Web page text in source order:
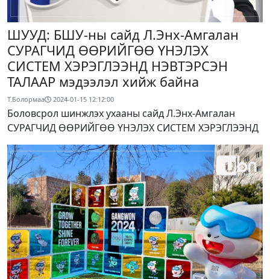
ШУУД: БШУ-ны сайд Л.Энх-Амгалан
СУРАГЧИД ӨӨРИЙГӨӨ ҮНЭЛЭХ
СИСТЕМ ХЭРЭГЛЭЭНД НЭВТЭРСЭН
ТАЛААР мэдээлэл хийж байна
Т.Болормаа 2024-01-15 12:12:00
Боловсрол шинжлэх ухааны сайд Л.Энх-Амгалан
СУРАГЧИД ӨӨРИЙГӨӨ ҮНЭЛЭХ СИСТЕМ ХЭРЭГЛЭЭНД